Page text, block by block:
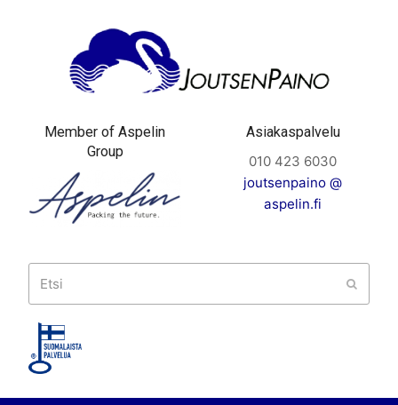
Member of Aspelin
Group
Asiakaspalvelu
010 423 6030
joutsenpaino @
aspelin.fi